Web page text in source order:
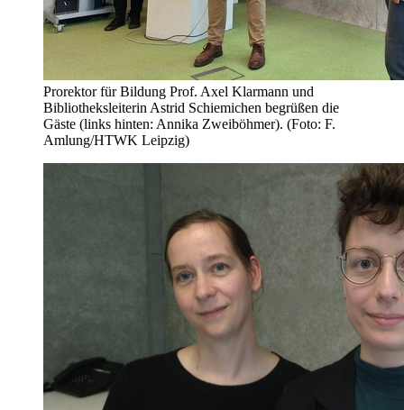
Prorektor für Bildung Prof. Axel Klarmann und
Bibliotheksleiterin Astrid Schiemichen begrüßen die
Gäste (links hinten: Annika Zweiböhmer). (Foto: F.
Amlung/HTWK Leipzig)